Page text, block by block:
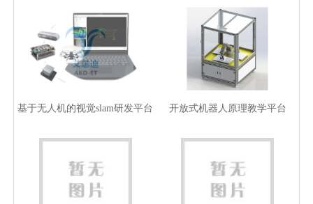
基于无人机的视觉slam研发平台 开放式机器人原理教学平台